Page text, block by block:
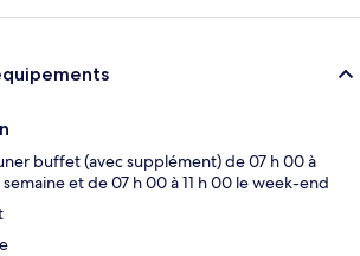
buffet (avec supplément) de 07 h 00 à
et de 07 h 00 à 11 h 00 le week-end